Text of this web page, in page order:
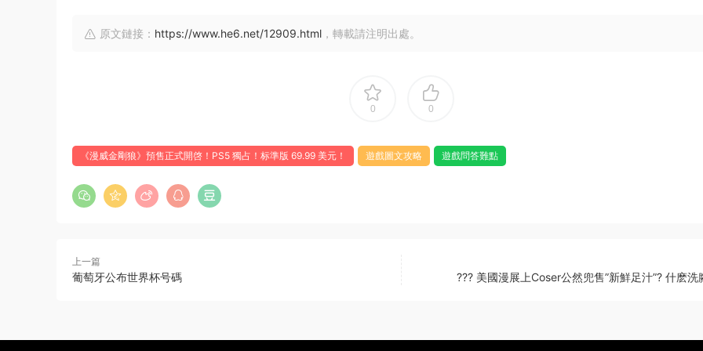
原文鏈接： https://www.he6.net/12909.html ，轉載請注明出處。
0 0
《漫威金剛狼》預售正式開啓！PS5 獨占！标準版 69.99 美元！ 遊戲圖文攻略 遊戲問答難點
上一篇
葡萄牙公布世界杯号碼 ??? 美國漫展上Coser公然兜售”新鮮足汁”? 什麽洗